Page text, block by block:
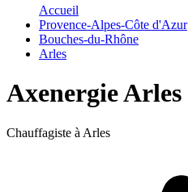
Accueil
Provence-Alpes-Côte d'Azur
Bouches-du-Rhône
Arles
Axenergie Arles
Chauffagiste à Arles